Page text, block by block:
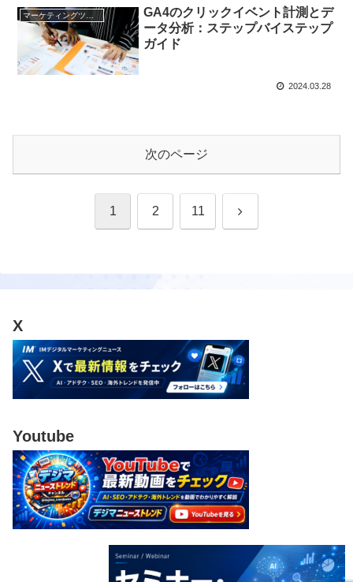
GA4のクリックイベント計測とデ
ータ分析：ステップバイステップ
ガイド
2024.03.28
次のページ
1 2 11 次
X
Youtube